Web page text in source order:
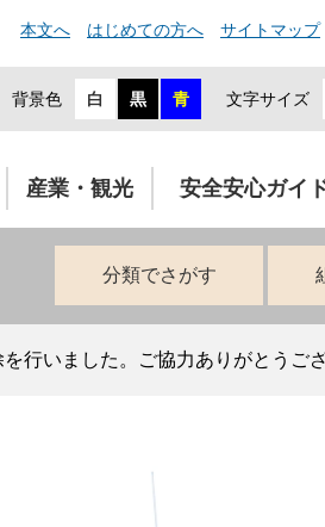
本文へ はじめての方へ サイトマップ
背景色 白 黒 青 文字サイズ
産業・観光 安全安心ガイ
分類でさがす
行いました。ご協力ありがとうござ